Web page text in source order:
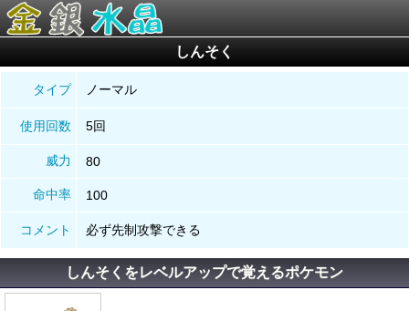
しんそく
タイプ ノーマル
使用回数 5回
威力 80
命中率 100
コメント 必ず先制攻撃できる
しんそくをレベルアップで覚えるポケモン